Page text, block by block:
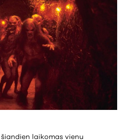
laikomas vienu